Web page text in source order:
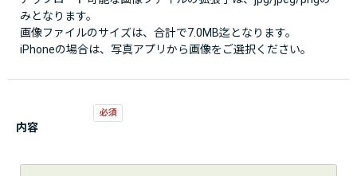
みとなります。
画像ファイルのサイズは、合計で7.0MB迄となります。
iPhoneの場合は、写真アプリから画像をご選択ください。
内容